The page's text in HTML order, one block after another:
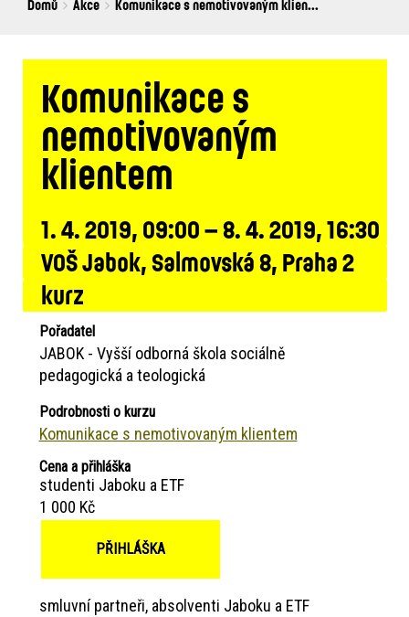
Breadcrumbs
You
Domů Akce Komunikace s nemotivovaným klien...
Komunikace s
nemotivovaným
klientem
1. 4. 2019, 09:00 – 8. 4. 2019, 16:30
VOŠ Jabok, Salmovská 8, Praha 2
kurz
Pořadatel
JABOK - Vyšší odborná škola sociálně
pedagogická a teologická
Podrobnosti o kurzu
Komunikace s nemotivovaným klientem
Cena a přihláška
studenti Jaboku a ETF
1 000 Kč
PŘIHLÁŠKA
smluvní partneři, absolventi Jaboku a ETF